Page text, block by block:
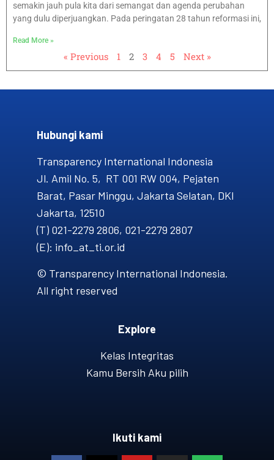
semakin jauh pula kita dari semangat dan agenda perubahan
yang dulu diperjuangkan. Pada peringatan 28 tahun reformasi ini,
Read More »
« Previous 1 2 3 4 5 Next »
Hubungi kami​
Transparency International Indonesia
Jl. Amil No. 5, RT 001 RW 004, Pejaten
Barat, Pasar Minggu, Jakarta Selatan, DKI
Jakarta, 12510
(T) 021-2279 2806, 021-2279 2807
(E): info_at_ti.or.id
© Transparency International Indonesia.
All right reserved
Explore
Kelas Integritas
Kamu Bersih Aku pilih
Ikuti kami